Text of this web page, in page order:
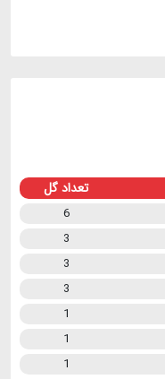
تعداد گل
6
3
3
3
1
1
1